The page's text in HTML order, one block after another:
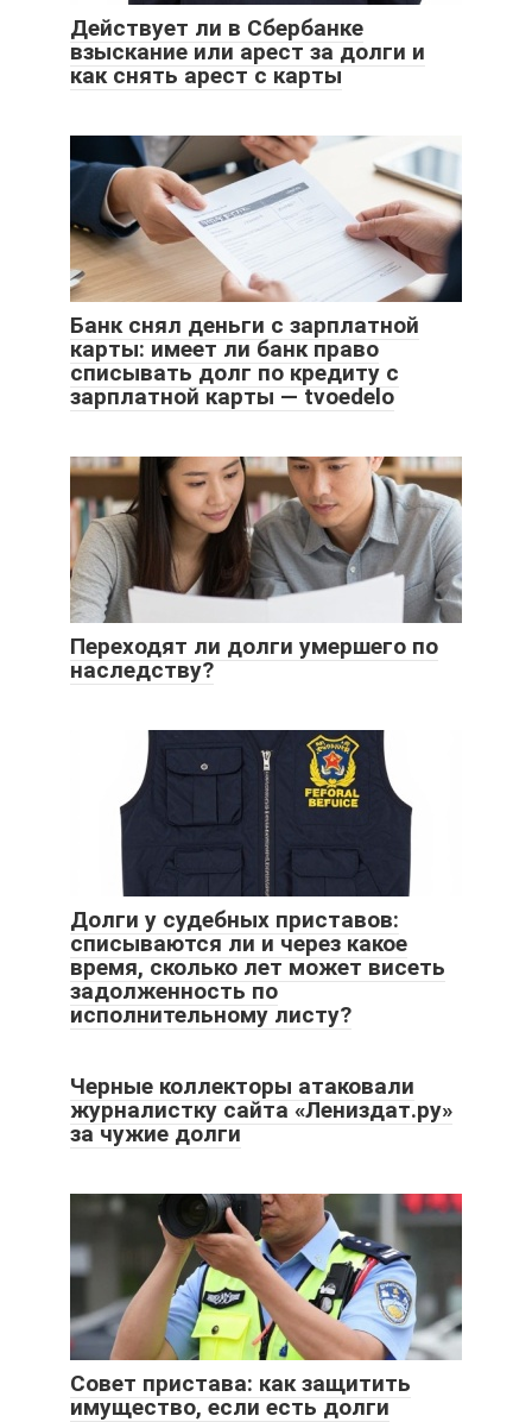
Действует ли в Сбербанке
взыскание или арест за долги и
как снять арест с карты
Банк снял деньги с зарплатной
карты: имеет ли банк право
списывать долг по кредиту с
зарплатной карты — tvoedelo
Переходят ли долги умершего по
наследству?
Долги у судебных приставов:
списываются ли и через какое
время, сколько лет может висеть
задолженность по
исполнительному листу?
Черные коллекторы атаковали
журналистку сайта «Лениздат.ру»
за чужие долги
Совет пристава: как защитить
имущество, если есть долги